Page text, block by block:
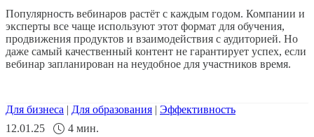
Популярность вебинаров растёт с каждым годом. Компании и
эксперты все чаще используют этот формат для обучения,
продвижения продуктов и взаимодействия с аудиторией. Но
даже самый качественный контент не гарантирует успех, если
вебинар запланирован на неудобное для участников время.
Для бизнеса | Для образования | Эффективность
12.01.25
4 мин.